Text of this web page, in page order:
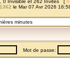
0 Invisible et 262 Invités [
le Mar 07 Avr 2026
minutes
Mot de passe: